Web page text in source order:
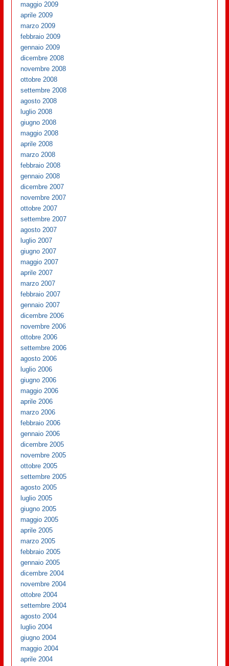
maggio 2009
aprile 2009
marzo 2009
febbraio 2009
gennaio 2009
dicembre 2008
novembre 2008
ottobre 2008
settembre 2008
agosto 2008
luglio 2008
giugno 2008
maggio 2008
aprile 2008
marzo 2008
febbraio 2008
gennaio 2008
dicembre 2007
novembre 2007
ottobre 2007
settembre 2007
agosto 2007
luglio 2007
giugno 2007
maggio 2007
aprile 2007
marzo 2007
febbraio 2007
gennaio 2007
dicembre 2006
novembre 2006
ottobre 2006
settembre 2006
agosto 2006
luglio 2006
giugno 2006
maggio 2006
aprile 2006
marzo 2006
febbraio 2006
gennaio 2006
dicembre 2005
novembre 2005
ottobre 2005
settembre 2005
agosto 2005
luglio 2005
giugno 2005
maggio 2005
aprile 2005
marzo 2005
febbraio 2005
gennaio 2005
dicembre 2004
novembre 2004
ottobre 2004
settembre 2004
agosto 2004
luglio 2004
giugno 2004
maggio 2004
aprile 2004